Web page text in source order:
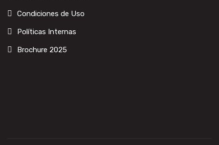
Condiciones de Uso
Políticas Internas
Brochure 2025